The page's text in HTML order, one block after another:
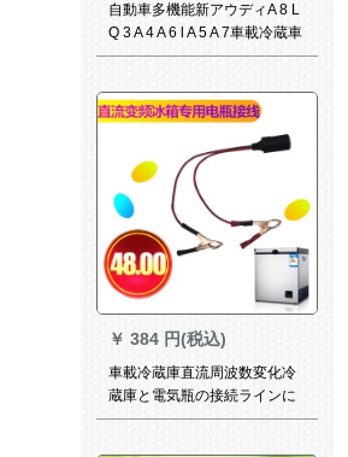
自動車多機能新アウディA 8 L
Q 3 A 4 A 6 l A 5 A 7車載冷蔵車
用12 Vミニ冷蔵車用冷凍車26
￥ 384 円(税込)
車載冷蔵庫直流周波数変化冷
蔵庫と電気瓶の接続ラインに
タバコを挟んで線を支えま